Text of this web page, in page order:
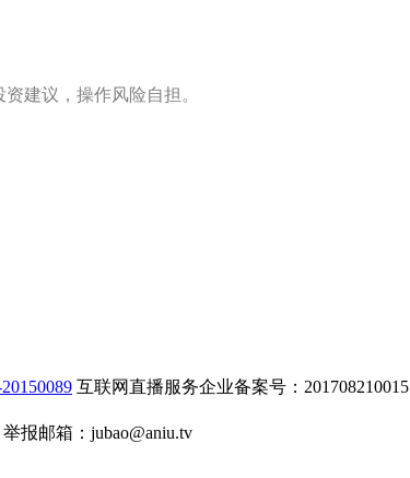
建议，操作风险自担。
互联网直播服务企业备案号：201708210015
举报邮箱： jubao@aniu.tv